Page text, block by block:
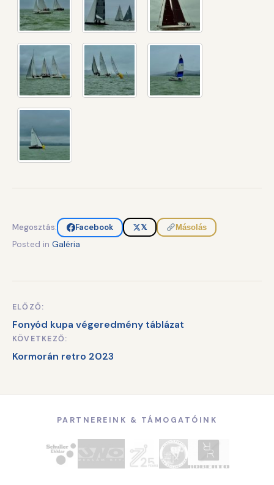
Megosztás: Facebook 𝕏 Másolás
Posted in Galéria
Bejegyzés
navigáció
ELŐZŐ:
Fonyód kupa végeredmény táblázat
KÖVETKEZŐ:
Kormorán retro 2023
PARTNEREINK & TÁMOGATÓINK